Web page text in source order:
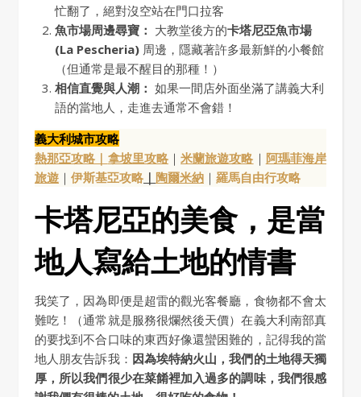
忙翻了，絕對沒空站在門口拉客
魚市場周邊尋寶： 大教堂後方的卡塔尼亞魚市場
(La Pescheria) 周邊，隱藏著許多最新鮮的小餐館
（但通常是最不醒目的那種！）
相信直覺與人潮： 如果一間店外面坐滿了講義大利
語的當地人，走進去通常不會錯！
義大利城市攻略
熱那亞攻略｜ 拿坡里攻略｜米蘭旅遊攻略 ｜ 阿瑪菲海岸
旅遊 ｜ 伊斯基亞攻略 ｜ 陶爾米納 ｜ 羅馬自由行攻略
卡塔尼亞的美食，是當
地人寫給土地的情書
我笑了，因為即便是超雷的觀光客餐廳，食物都不會太
難吃！（通常就是服務很爛然後天價）在義大利南部真
的要找到不合口味的東西好像還蠻困難的，記得我的當
地人朋友告訴我： 因為埃特納火山，我們的土地得天獨
厚，所以我們很少在菜餚裡加入過多的調味，我們很感